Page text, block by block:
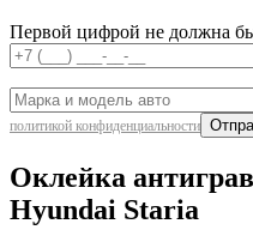
Первой цифрой не должна
политикой конфиденциальности
Оклейка
Hyundai Staria